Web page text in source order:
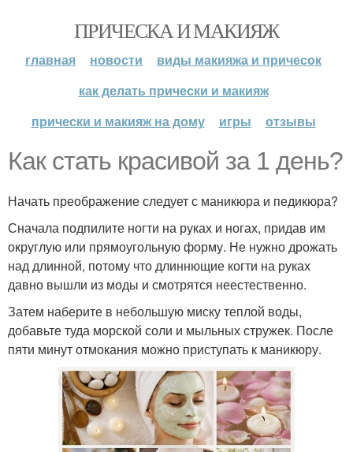
ПРИЧЕСКА И МАКИЯЖ
главная новости
виды макияжа и причесок
как делать прически и макияж
прически и макияж на дому
игры отзывы
Как стать красивой за 1 день?
Начать преображение следует с маникюра и педикюра?
Сначала подпилите ногти на руках и ногах, придав им
округлую или прямоугольную форму. Не нужно дрожать
над длинной, потому что длиннющие когти на руках
давно вышли из моды и смотрятся неестественно.
Затем наберите в небольшую миску теплой воды,
добавьте туда морской соли и мыльных стружек. После
пяти минут отмокания можно приступать к маникюру.